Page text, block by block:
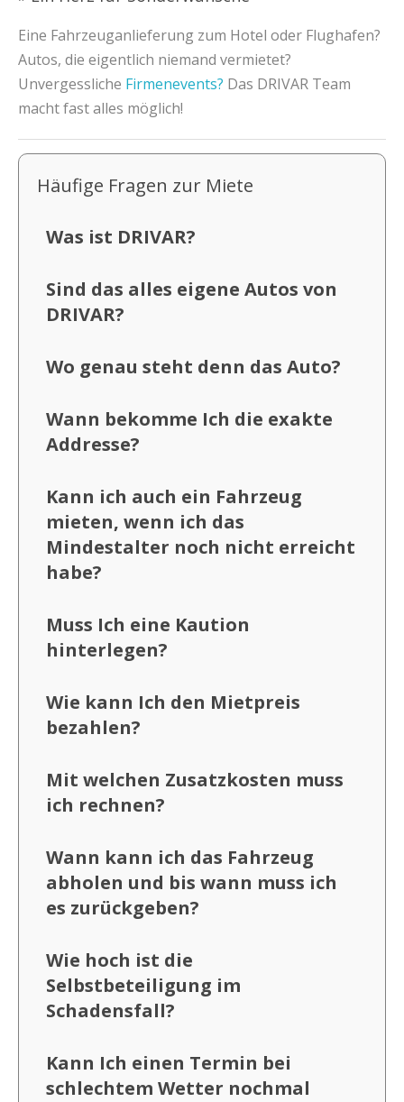
Eine Fahrzeuganlieferung zum Hotel oder Flughafen?
Autos, die eigentlich niemand vermietet?
Unvergessliche Firmenevents? Das DRIVAR Team
macht fast alles möglich!
Häufige Fragen zur Miete
Was ist DRIVAR?
Sind das alles eigene Autos von
DRIVAR?
Wo genau steht denn das Auto?
Wann bekomme Ich die exakte
Addresse?
Kann ich auch ein Fahrzeug
mieten, wenn ich das
Mindestalter noch nicht erreicht
habe?
Muss Ich eine Kaution
hinterlegen?
Wie kann Ich den Mietpreis
bezahlen?
Mit welchen Zusatzkosten muss
ich rechnen?
Wann kann ich das Fahrzeug
abholen und bis wann muss ich
es zurückgeben?
Wie hoch ist die
Selbstbeteiligung im
Schadensfall?
Kann Ich einen Termin bei
schlechtem Wetter nochmal